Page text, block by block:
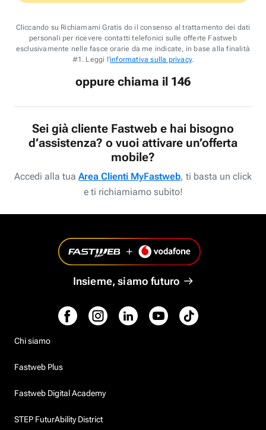
Cliccando su Richiamami Gratis do il consenso al trattamento dei dati
personali per ricevere contatti telefonici sulle offerte Fastweb
esclusivamente nelle fasce orarie da me indicate, in base alla finalità
#1. Leggi l'informativa sulla privacy.
oppure chiama il 146
Sei già cliente Fastweb e hai bisogno
d’assistenza? o vuoi attivare un’offerta
mobile?
Accedi alla tua Area Clienti MyFastweb, ti basta un click
e ti richiamiamo subito!
Insieme, siamo futuro
Chi siamo
Fastweb Plus
Fastweb Digital Academy
STEP FuturAbility District